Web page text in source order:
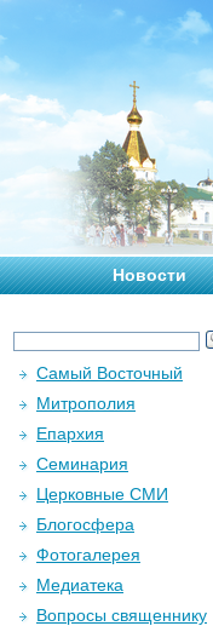
Новости
Самый Восточный
Митрополия
Епархия
Семинария
Церковные СМИ
Блогосфера
Фотогалерея
Медиатека
Вопросы священнику